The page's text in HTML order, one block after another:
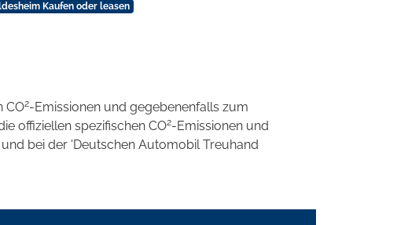
Kaufen oder leasen
CO2-Emissionen und gegebenenfalls zum
offiziellen spezifischen CO2-Emissionen und
bei der 'Deutschen Automobil Treuhand